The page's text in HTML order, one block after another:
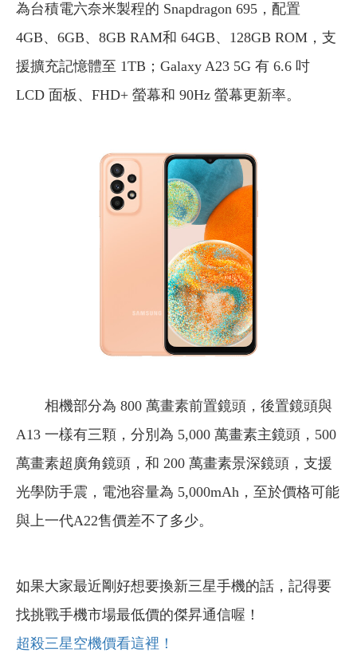
為台積電六奈米製程的 Snapdragon 695，配置
4GB、6GB、8GB RAM和 64GB、128GB ROM，支
援擴充記憶體至 1TB；Galaxy A23 5G 有 6.6 吋
LCD 面板、FHD+ 螢幕和 90Hz 螢幕更新率。
相機部分為 800 萬畫素前置鏡頭，後置鏡頭與
A13 一樣有三顆，分別為 5,000 萬畫素主鏡頭，500
萬畫素超廣角鏡頭，和 200 萬畫素景深鏡頭，支援
光學防手震，電池容量為 5,000mAh，至於價格可能
與上一代A22售價差不了多少。
如果大家最近剛好想要換新三星手機的話，記得要
找挑戰手機市場最低價的傑昇通信喔！
超殺三星空機價看這裡！